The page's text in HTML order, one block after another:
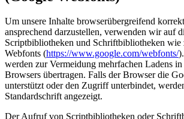
Um unsere Inhalte browserübergreifend
ansprechend darzustellen, verwenden wir auf
Scriptbibliotheken und Schriftbibliotheken wie
Webfonts (https://www.google.com/webfonts/
werden zur Vermeidung mehrfachen Ladens
Browsers übertragen. Falls der Browser die
unterstützt oder den Zugriff unterbindet,
Standardschrift angezeigt.
Der Aufruf von Scriptbibliotheken oder